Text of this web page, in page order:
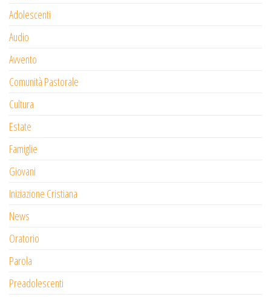
Adolescenti
Audio
Avvento
Comunità Pastorale
Cultura
Estate
Famiglie
Giovani
Iniziazione Cristiana
News
Oratorio
Parola
Preadolescenti